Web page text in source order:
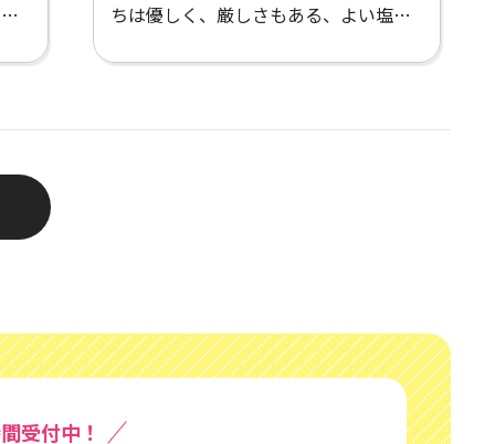
ちは優しく、厳しさもある、よい塩梅
受付中！